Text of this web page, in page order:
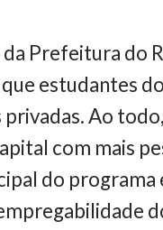
Prefeitura do
estudantes
Ao
com mais
do programa